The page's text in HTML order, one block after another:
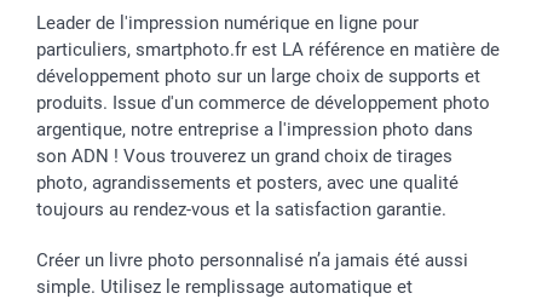
Leader de l'impression numérique en ligne pour
particuliers, smartphoto.fr est LA référence en matière de
développement photo sur un large choix de supports et
produits. Issue d'un commerce de développement photo
argentique, notre entreprise a l'impression photo dans
son ADN ! Vous trouverez un grand choix de tirages
photo, agrandissements et posters, avec une qualité
toujours au rendez-vous et la satisfaction garantie.
Créer un livre photo personnalisé n’a jamais été aussi
simple. Utilisez le remplissage automatique et